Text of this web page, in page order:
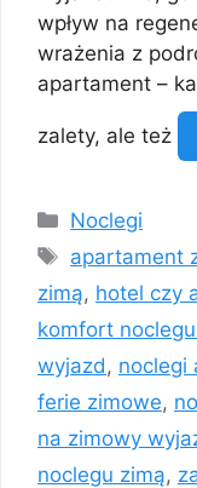
wpływ na
wrażenia z
apartament –
zalety, ale też
Kategorie
Noclegi
Tagi
apartament
zimą, hotel czy
komfort
wyjazd , noclegi
ferie zimowe,
na zimowy
noclegu zimą,